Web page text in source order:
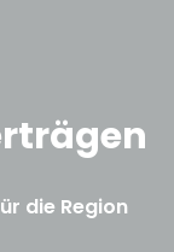
die Region